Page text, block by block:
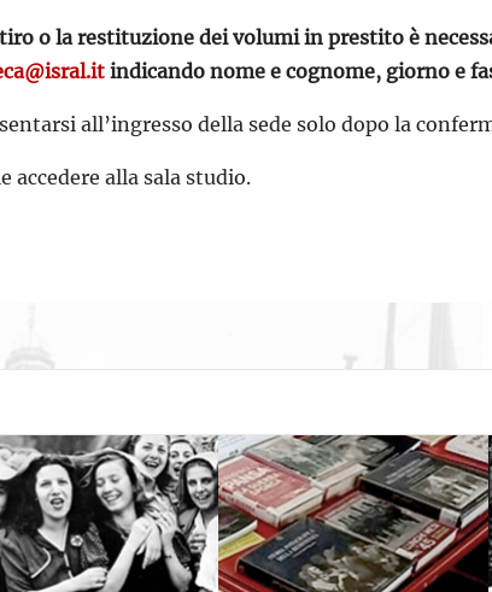
o la restituzione dei volumi in prestito è
indicando nome e cognome, giorno e
all’ingresso della sede solo dopo la
accedere alla sala studio.